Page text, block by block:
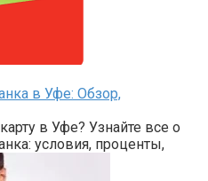
в Уфе: Обзор,
в Уфе? Узнайте все о
условия, проценты,